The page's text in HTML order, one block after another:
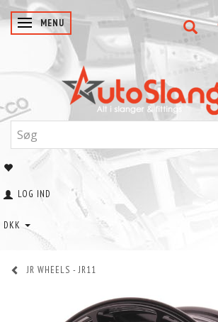
SKIFTE NAVIGATION
MENU
LOG IND
DKK
JR WHEELS - JR11